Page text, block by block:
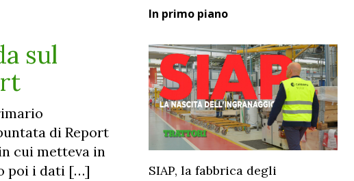
sul
di Report
cui metteva in
poi i dati […]
In primo piano
SIAP, la fabbrica degli